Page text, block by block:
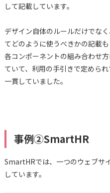
して記載しています。
デザイン自体のルールだけでな
てどのように使うべきかの記載も
各コンポーネントの組み合わせ
ていて、利用の手引きで定めら
一貫していました。
事例②SmartHR
SmartHRでは、一つのウェブサ
しています。